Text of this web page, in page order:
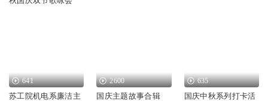
641
苏工院机电系廉洁主
2600
国庆主题故事合辑
635
国庆中秋系列打卡活